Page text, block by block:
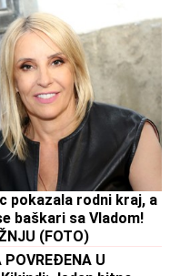
pokazala rodni kraj, a
baškari sa Vladom!
(FOTO)
POVREĐENA U